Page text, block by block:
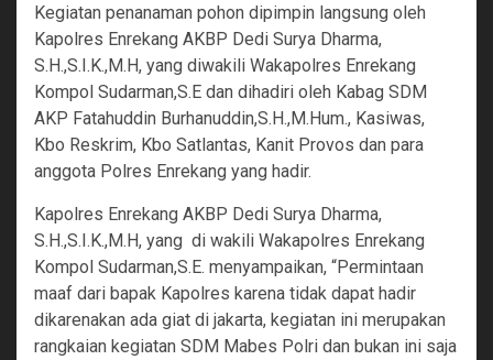
Kegiatan penanaman pohon dipimpin langsung oleh
Kapolres Enrekang AKBP Dedi Surya Dharma,
S.H.,S.I.K.,M.H, yang diwakili Wakapolres Enrekang
Kompol Sudarman,S.E dan dihadiri oleh Kabag SDM
AKP Fatahuddin Burhanuddin,S.H.,M.Hum., Kasiwas,
Kbo Reskrim, Kbo Satlantas, Kanit Provos dan para
anggota Polres Enrekang yang hadir.
Kapolres Enrekang AKBP Dedi Surya Dharma,
S.H.,S.I.K.,M.H, yang di wakili Wakapolres Enrekang
Kompol Sudarman,S.E. menyampaikan, “Permintaan
maaf dari bapak Kapolres karena tidak dapat hadir
dikarenakan ada giat di jakarta, kegiatan ini merupakan
rangkaian kegiatan SDM Mabes Polri dan bukan ini saja